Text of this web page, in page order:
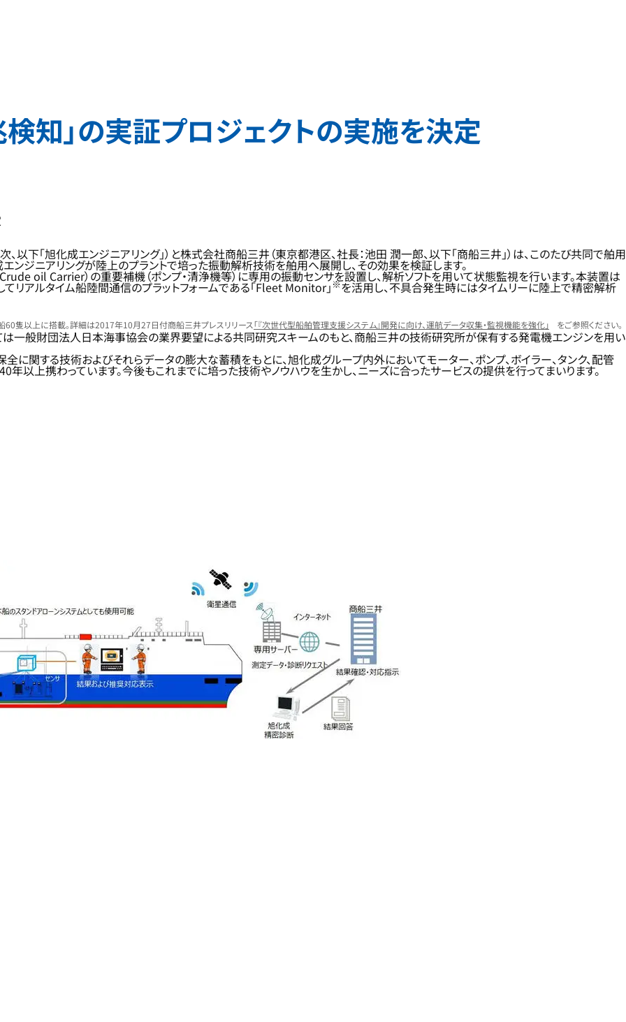
知」の実証プロジェクトの実施を決定
下「旭化成エンジニアリング」）と株式会社商船三井（東京都港区、社長：池田 潤一郎、以下「商船三井」）は、このたび共同で舶用
ジニアリングが陸上のプラントで培った振動解析技術を舶用へ展開し、その効果を検証します。
oil Carrier）の重要補機（ポンプ・清浄機等）に専用の振動センサを設置し、解析ソフトを用いて状態監視を行います。本装置は
リアルタイム船陸間通信のプラットフォームである「Fleet Monitor」 ※を活用し、不具合発生時にはタイムリーに陸上で精密解析
隻以上に搭載。詳細は2017年10月27日付商船三井プレスリリース「『次世代型船舶管理支援システム』開発に向け、運航データ収集・監視機能を強化」 をご参照ください。
一般財団法人日本海事協会の業界要望による共同研究スキームのもと、商船三井の技術研究所が保有する発電機エンジンを用い
に関する技術およびそれらデータの膨大な蓄積をもとに、旭化成グループ内外においてモーター、ポンプ、ボイラー、タンク、配管
以上携わっています。今後もこれまでに培った技術やノウハウを生かし、ニーズに合ったサービスの提供を行ってまいります。